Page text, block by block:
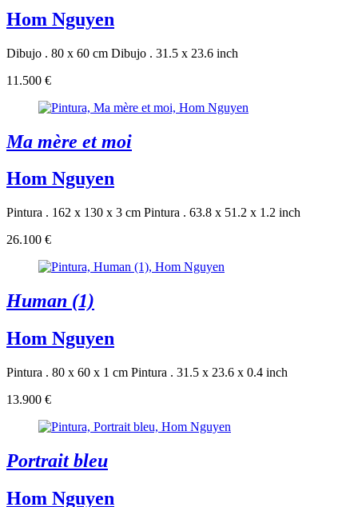
Hom Nguyen
Dibujo . 80 x 60 cm Dibujo . 31.5 x 23.6 inch
11.500 €
Ma mère et moi
Hom Nguyen
Pintura . 162 x 130 x 3 cm Pintura . 63.8 x 51.2 x 1.2 inch
26.100 €
Human (1)
Hom Nguyen
Pintura . 80 x 60 x 1 cm Pintura . 31.5 x 23.6 x 0.4 inch
13.900 €
Portrait bleu
Hom Nguyen